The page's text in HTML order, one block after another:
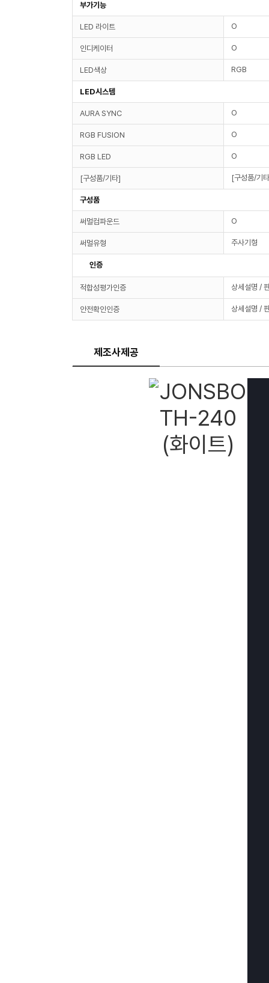
부가기능
LED 라이트 O
인디케이터 O
LED색상 RGB
LED시스템
AURA SYNC O
RGB FUSION O
RGB LED O
[구성품/기타] [구성품/기
구성품
써멀컴파운드 O
써멀유형 주사기형
인증
적합성평가인증 상세설명 /
안전확인인증 상세설명 /
제조사제공